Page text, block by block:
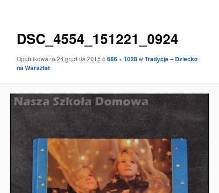
DSC_4554_151221_0924
Opublikowano24 grudnia 2015 o686 × 1028wTradycje – Dziecko
na Warsztat